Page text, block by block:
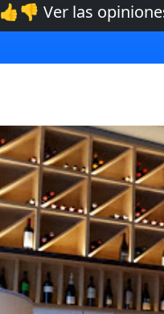
👍👎 Ver las